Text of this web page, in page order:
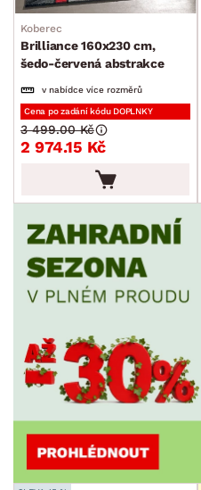
Koberec
Brilliance 160x230 cm,
šedo-červená abstrakce
v nabídce více rozměrů
Cena po zadání kódu DOPLNKY
2 974.15 Kč
3 499.00 Kč